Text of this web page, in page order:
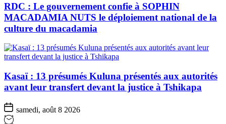
RDC : Le gouvernement confie à SOPHIN
MACADAMIA NUTS le déploiement national de la
culture du macadamia
Kasaï : 13 présumés Kuluna présentés aux autorités
avant leur transfert devant la justice à Tshikapa
samedi, août 8 2026